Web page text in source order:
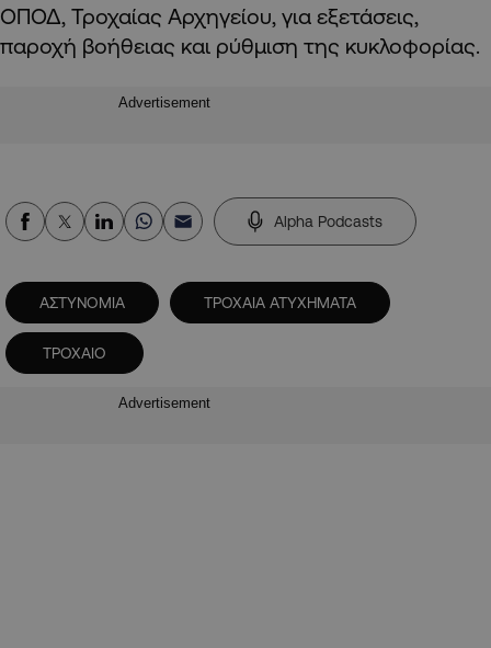
ΟΠΟΔ, Τροχαίας Αρχηγείου, για εξετάσεις,
παροχή βοήθειας και ρύθμιση της κυκλοφορίας.
Advertisement
Alpha Podcasts
ΑΣΤΥΝΟΜΙΑ ΤΡΟΧΑΙΑ ΑΤΥΧΗΜΑΤΑ
ΤΡΟΧΑΙΟ
Advertisement